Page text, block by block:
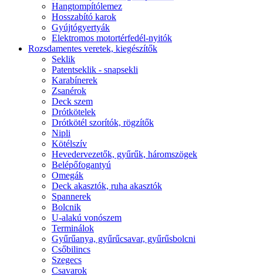
Hangtompítólemez
Hosszabító karok
Gyújtógyertyák
Elektromos motortérfedél-nyitók
Rozsdamentes veretek, kiegészítők
Seklik
Patentseklik - snapsekli
Karabínerek
Zsanérok
Deck szem
Drótkötelek
Drótkötél szorítók, rögzítők
Nipli
Kötélszív
Hevedervezetők, gyűrűk, háromszögek
Belépőfogantyú
Omegák
Deck akasztók, ruha akasztók
Spannerek
Bolcnik
U-alakú vonószem
Terminálok
Gyűrűanya, gyűrűcsavar, gyűrűsbolcni
Csőbilincs
Szegecs
Csavarok